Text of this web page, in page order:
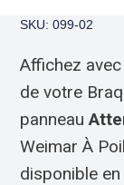
SKU: 099-02
Affichez
de votre
panneau
Weimar À
disponible en